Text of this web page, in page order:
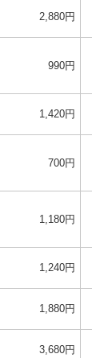
2,880円
990円
1,420円
700円
1,180円
1,240円
1,880円
3,680円